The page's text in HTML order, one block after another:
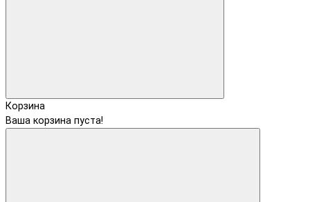
Корзина
Ваша корзина пуста!